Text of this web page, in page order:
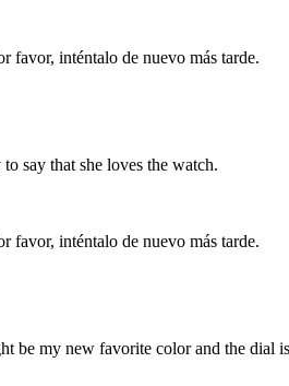
favor, inténtalo de nuevo más tarde.
say that she loves the watch.
favor, inténtalo de nuevo más tarde.
be my new favorite color and the